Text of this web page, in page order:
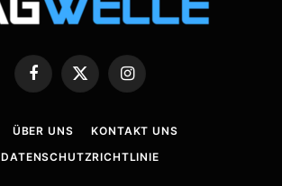
Facebook
X
(Twitter)
Instagram
ÜBER UNS
KONTAKT UNS
DATENSCHUTZRICHTLINIE